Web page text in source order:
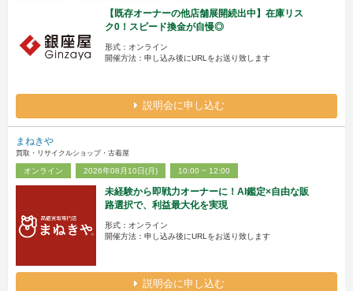
【既存オーナーの他店舗展開続出中】在庫リス
ク0！スピード換金が自慢◎
形式：オンライン
開催方法：申し込み後にURLをお送り致します
説明会に申し込む
まねきや
買取・リサイクルショップ・古着屋
オンライン 2026年08月10日(月) 10:00 ~ 12:00
未経験から即戦力オーナーに！AI鑑定×自由な販
路選択で、利益最大化を実現
形式：オンライン
開催方法：申し込み後にURLをお送り致します
説明会に申し込む